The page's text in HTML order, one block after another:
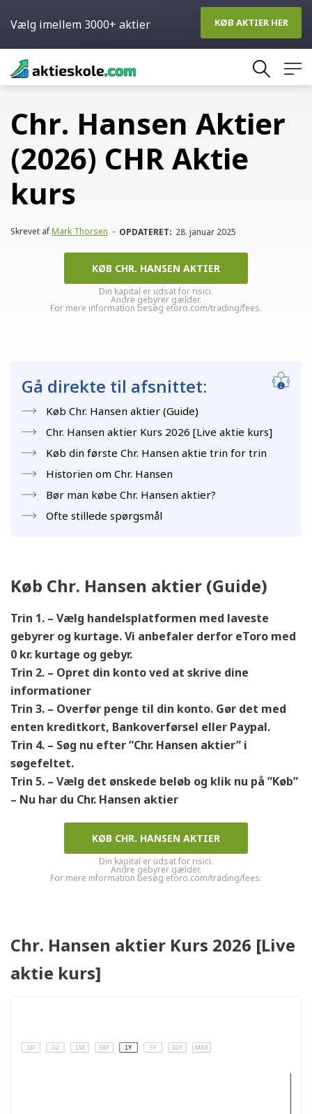
Skip
to
Chr. Hansen Aktier
(2026) CHR Aktie
kurs
Skrevet afMark Thorsen - OPDATERET: 28. januar 2025
KØB CHR. HANSEN AKTIER
Din kapital er udsat for risici.
Andre gebyrer gælder.
For mere information besøg etoro.com/trading/fees.
Gå direkte til afsnittet:
Køb Chr. Hansen aktier (Guide)
Chr. Hansen aktier Kurs 2026 [Live aktie kurs]
Køb din første Chr. Hansen aktie trin for trin
Historien om Chr. Hansen
Bør man købe Chr. Hansen aktier?
Ofte stillede spørgsmål
Køb Chr. Hansen aktier (Guide)
Trin 1. – Vælg handelsplatformen med laveste
gebyrer og kurtage. Vi anbefaler derfor eToro med
0 kr. kurtage og gebyr.
Trin 2. – Opret din konto ved at skrive dine
informationer
Trin 3. – Overfør penge til din konto. Gør det med
enten kreditkort, Bankoverførsel eller Paypal.
Trin 4. – Søg nu efter ”Chr. Hansen aktier” i
søgefeltet.
Trin 5. – Vælg det ønskede beløb og klik nu på ”Køb”
– Nu har du Chr. Hansen aktier
KØB CHR. HANSEN AKTIER
Din kapital er udsat for risici.
Andre gebyrer gælder.
For mere information besøg etoro.com/trading/fees.
Chr. Hansen aktier Kurs 2026 [Live
aktie kurs]
Vælg imellem 3000+ aktier KØB AKTIER HER